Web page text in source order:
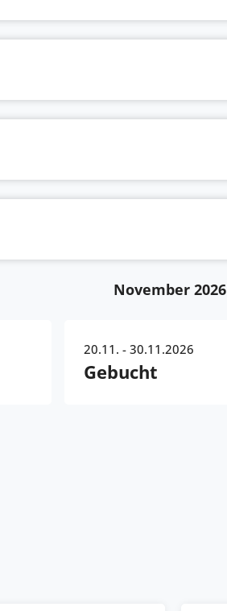
November 2026
20.11. - 30.11.2026
Gebucht